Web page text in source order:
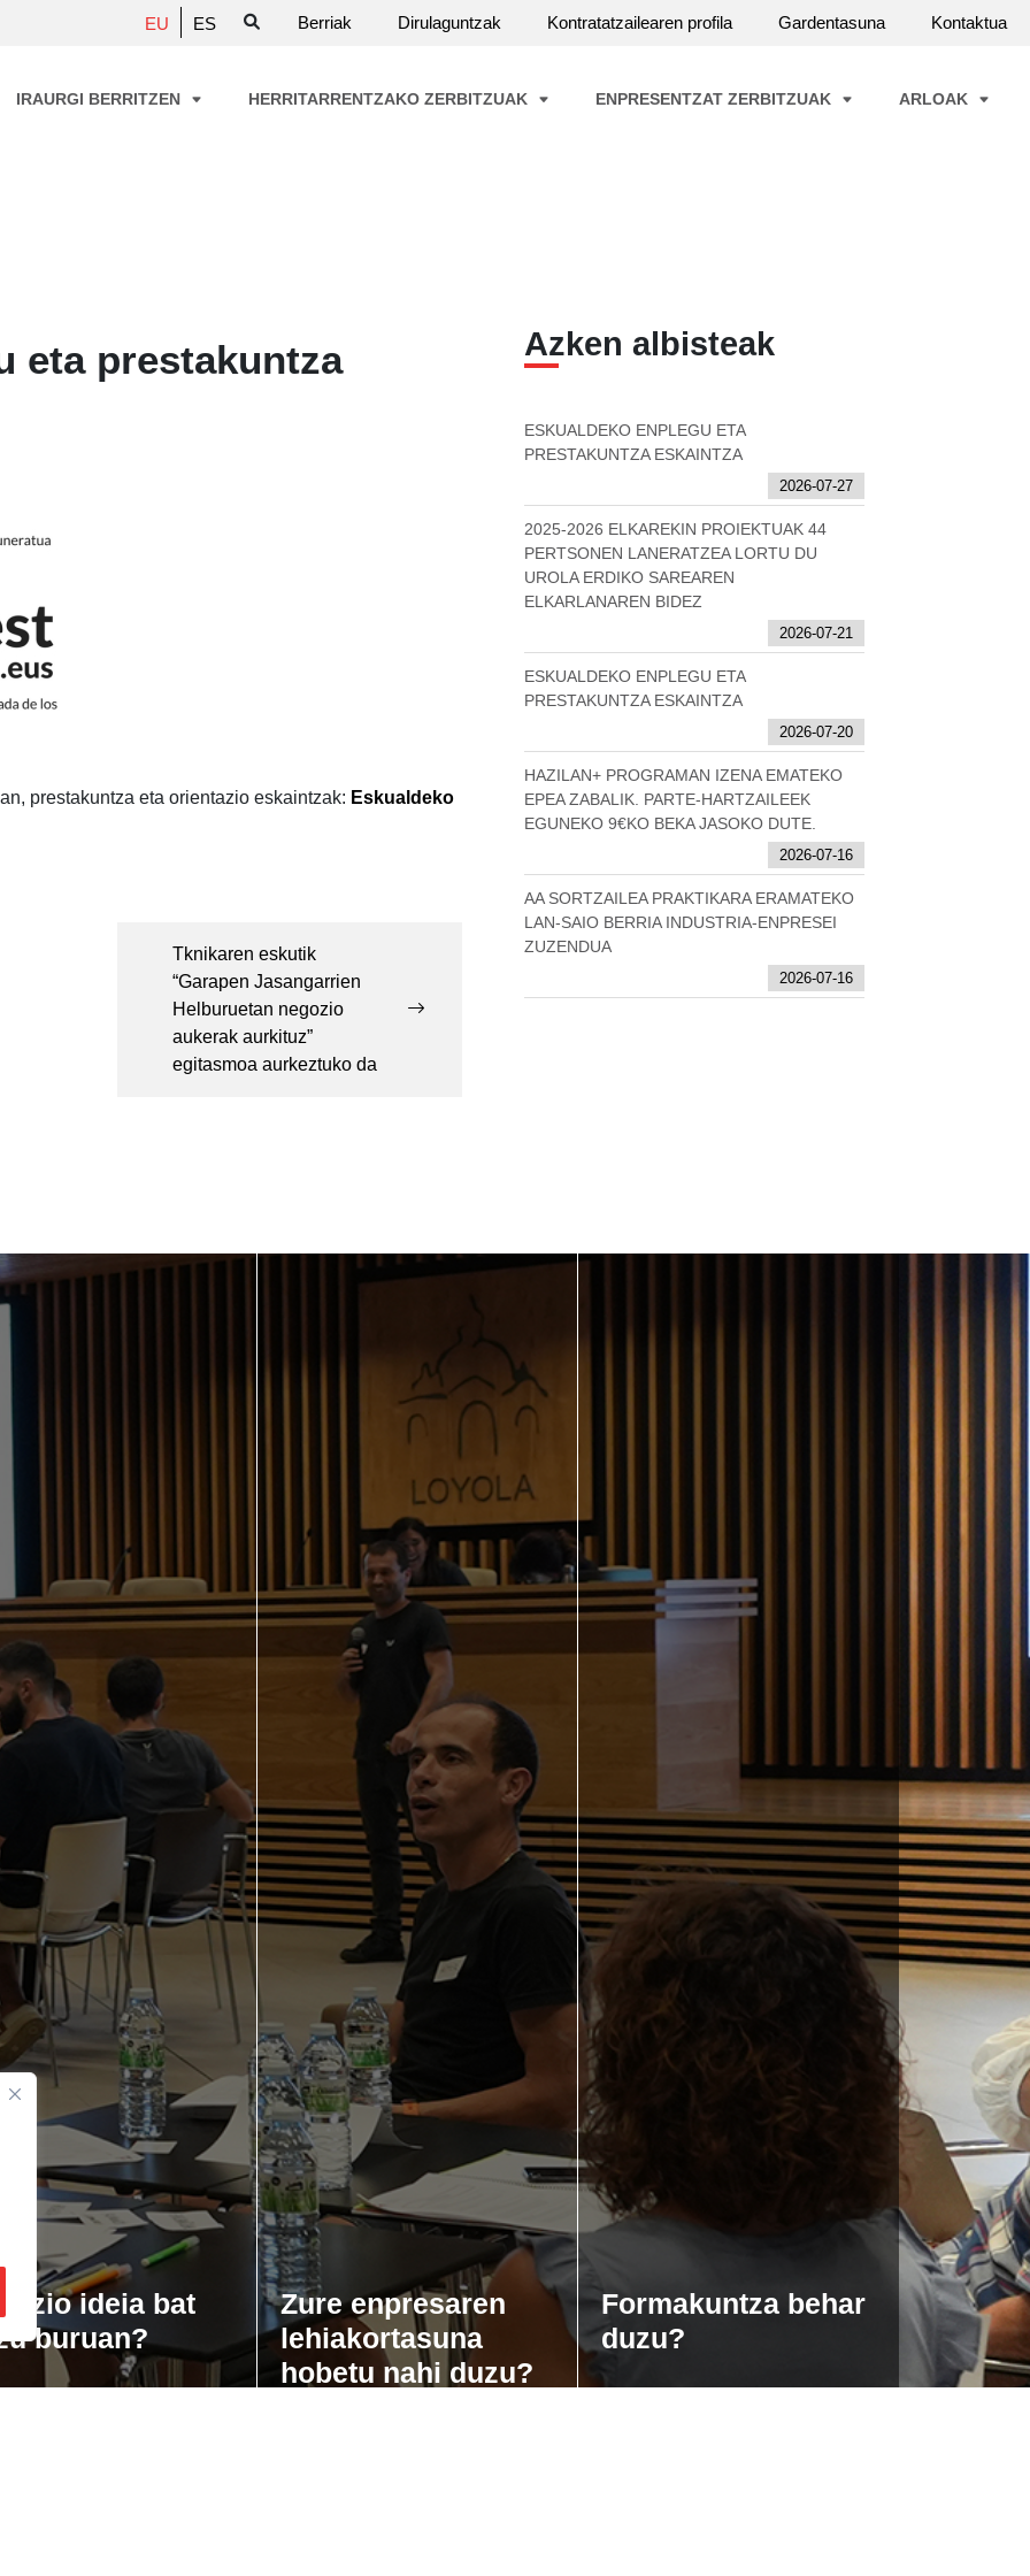
EU ES Berriak Dirulaguntzak Kontratatzailearen profila Gardentasuna Kontaktua
IRAURGI BERRITZEN HERRITARRENTZAKO ZERBITZUAK ENPRESENTZAT ZERBITZUAK ARLOAK
eta prestakuntza
prestakuntza eta orientazio eskaintzak: Eskualdeko
Tknikaren eskutik
“Garapen Jasangarrien
Helburuetan negozio
aukerak aurkituz”
egitasmoa aurkeztuko da
Azken albisteak
ESKUALDEKO ENPLEGU ETA
PRESTAKUNTZA ESKAINTZA
2026-07-27
2025-2026 ELKAREKIN PROIEKTUAK 44
PERTSONEN LANERATZEA LORTU DU
UROLA ERDIKO SAREAREN
ELKARLANAREN BIDEZ
2026-07-21
ESKUALDEKO ENPLEGU ETA
PRESTAKUNTZA ESKAINTZA
2026-07-20
HAZILAN+ PROGRAMAN IZENA EMATEKO
EPEA ZABALIK. PARTE-HARTZAILEEK
EGUNEKO 9€KO BEKA JASOKO DUTE.
2026-07-16
AA SORTZAILEA PRAKTIKARA ERAMATEKO
LAN-SAIO BERRIA INDUSTRIA-ENPRESEI
ZUZENDUA
2026-07-16
ideia bat
buruan?
Zure enpresaren
lehiakortasuna
hobetu nahi duzu?
Formakuntza behar
duzu?